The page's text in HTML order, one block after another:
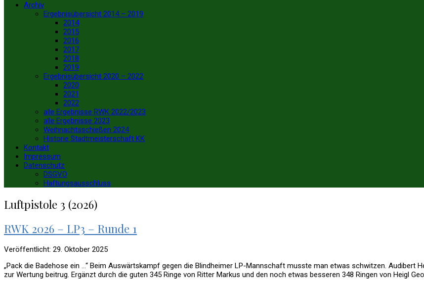
Archiv
Ergebnisübersicht 2014 – 2019
2014
2015
2016
2017
2018
2019
Ergebnisübersicht 2020 – 2022
2020
2021
2022
alle Ergebnisse RWK 2022/2023
alle Ergebnisse 2023
Weihnachtsschießen 2024
Historie Stadtmeisterschaft KK
Kontakt
Impressum
Datenschutz
DSGVO
Haftungsausschluss
Luftpistole 3 (2026)
RWK 2026 – LP3 – Runde 1
Veröffentlicht: 29. Oktober 2025
„Pack die Badehose ein …“ Beim Auswärtskampf gegen die Blindheimer LP-Mannschaft musste man etwas schwitzen. Audibert
zur Wertung beitrug. Ergänzt durch die guten 345 Ringe von Ritter Markus und den noch etwas besseren 348 Ringen von Heigl